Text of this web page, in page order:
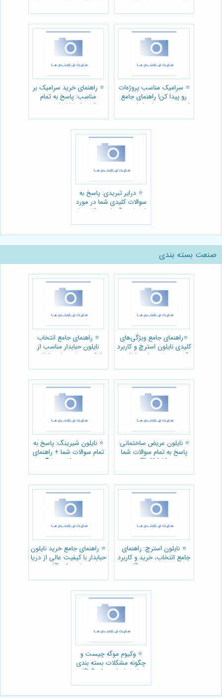
⭐️ سرامیک مناسب پروژه‌ات
رو پیدا کن! راهنمای جامع
انتخاب + معرفی ابزار مجید
⭐️ راهنمای خرید سرامیک بر
مناسب: پاسخ به تمام
سوالات شما قبل از خرید 🧱
⭐️ درایر تبریدی: پاسخ به
سوالات کلیدی شما در مورد
انتخاب، نگهداری و کاربرد❄️
صنعت بسته بندی
⭐️راهنمای جامع ویژگی‌های
کلیدی نایلون استرچ و کاربرد
آن در تجارت پلیمر اطلس
⭐️ راهنمای جامع انتخاب
نایلون حبابدار مناسب از
شرکت تجارت پلیمر اطلس
⭐️ نایلون عریض ساختمانی:
پاسخ به تمام سوالات شما
(Q&A) 🏗️
⭐️ نایلون شیرینگ: پاسخ به
تمام سوالات شما + راهنمای
خرید و کاربردها ❓
⭐️ نایلون استرچ: راهنمای
جامع انتخاب، خرید و کاربرد
در بسته بندی 📦
⭐️ راهنمای جامع خرید نایلون
حبابدار با کیفیت عالی از دریا
پلاستیک 📦
⭐️ وکیوم موگه چیست و
چگونه مشکلات بسته بندی
شما را حل می‌کند؟ 📦